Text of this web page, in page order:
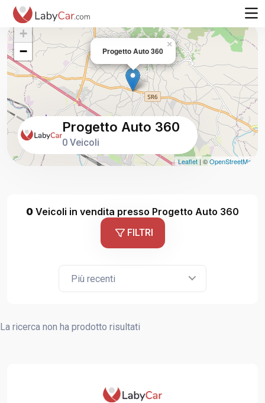
Progetto Auto 360
×
+
−
Leaflet | ©OpenStreetMap
Progetto Auto 360
0 Veicoli
0 Veicoli in vendita presso Progetto Auto 360
FILTRI
Più recenti
La ricerca non ha prodotto risultati